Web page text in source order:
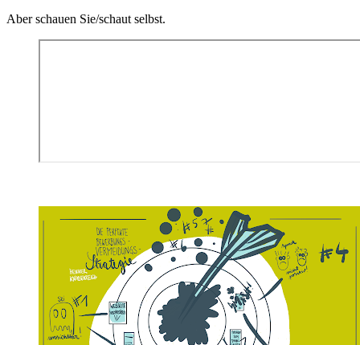
Aber schauen Sie/schaut selbst.